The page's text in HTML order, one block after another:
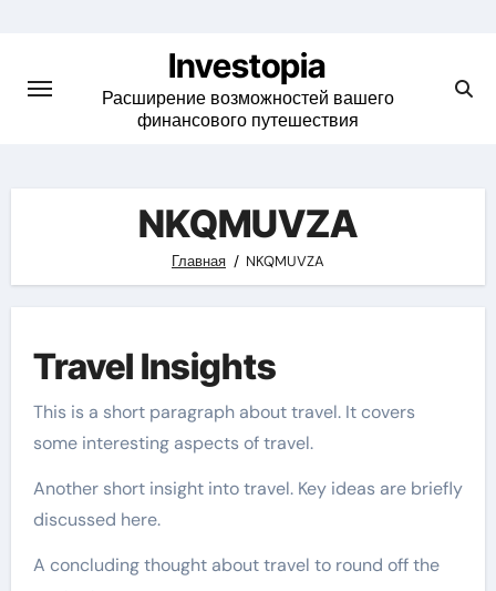
content
Investopia
Расширение возможностей вашего
финансового путешествия
NKQMUVZA
Главная NKQMUVZA
Travel Insights
This is a short paragraph about travel. It covers
some interesting aspects of travel.
Another short insight into travel. Key ideas are briefly
discussed here.
A concluding thought about travel to round off the